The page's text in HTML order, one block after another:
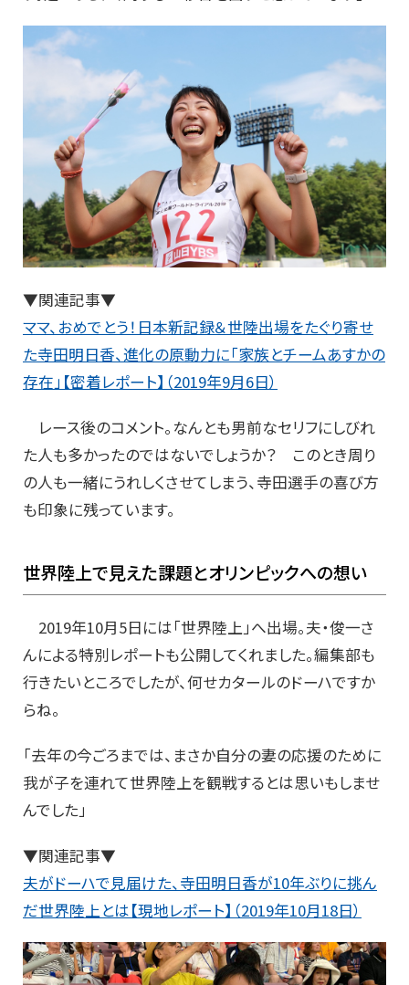
▼関連記事▼
ママ、おめでとう！日本新記録＆世陸出場をたぐり寄せ
た寺田明日香、進化の原動力に「家族とチームあすかの
存在」【密着レポート】（2019年9月6日）
レース後のコメント。なんとも男前なセリフにしびれ
た人も多かったのではないでしょうか？ このとき周り
の人も一緒にうれしくさせてしまう、寺田選手の喜び方
も印象に残っています。
世界陸上で見えた課題とオリンピックへの想い
2019年10月5日には「世界陸上」へ出場。夫・俊一さ
んによる特別レポートも公開してくれました。編集部も
行きたいところでしたが、何せカタールのドーハですか
らね。
「去年の今ごろまでは、まさか自分の妻の応援のために
我が子を連れて世界陸上を観戦するとは思いもしませ
んでした」
▼関連記事▼
夫がドーハで見届けた、寺田明日香が10年ぶりに挑ん
だ世界陸上とは【現地レポート】（2019年10月18日）